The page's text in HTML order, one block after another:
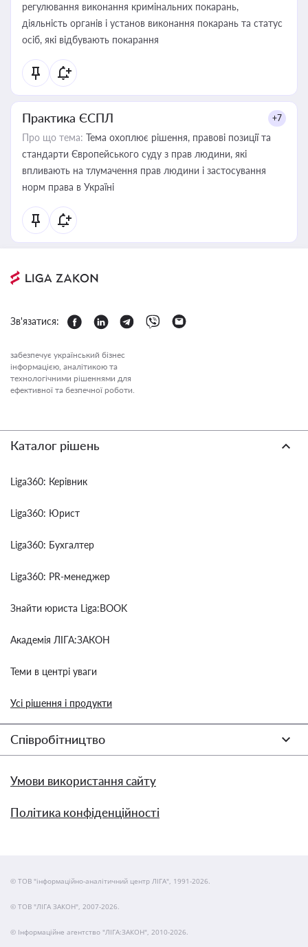
регулювання виконання кримінальних покарань,
діяльність органів і установ виконання покарань та статус
осіб, які відбувають покарання
Практика ЄСПЛ +7
Про що тема: Тема охоплює рішення, правові позиції та
стандарти Європейського суду з прав людини, які
впливають на тлумачення прав людини і застосування
норм права в Україні
Зв'язатися:
забезпечує український бізнес
інформацією, аналітикою та
технологічними рішеннями для
ефективної та безпечної роботи.
Каталог рішень
Liga360: Керівник
Liga360: Юрист
Liga360: Бухгалтер
Liga360: PR-менеджер
Знайти юриста Liga:BOOK
Академія ЛІГА:ЗАКОН
Теми в центрі уваги
Усі рішення і продукти
Співробітництво
Умови використання сайту
Політика конфіденційності
© ТОВ "інформаційно-аналітичний центр ЛІГА", 1991-2026.
© ТОВ "ЛІГА ЗАКОН", 2007-2026.
© Інформаційне агентство "ЛІГА:ЗАКОН", 2010-2026.